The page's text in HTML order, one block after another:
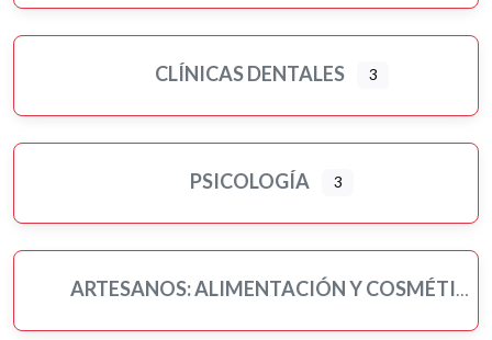
CLÍNICAS DENTALES 3
PSICOLOGÍA 3
ARTESANOS: ALIMENTACIÓN Y COSMÉTICA